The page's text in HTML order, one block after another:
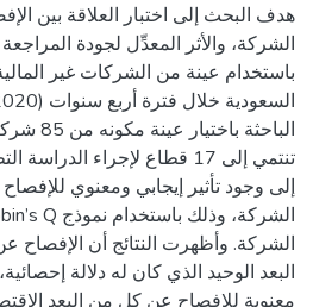
هدف البحث إلى اختبار العلاقة بين
الشركة، والأثر المعدِّل لجودة
باستخدام عينة من الشركات غير
تنتمي إلى 17 قطاع لإجراء
إلى وجود تأثير إيجابي ومعنوي
الشركة. وأظهرت النتائج أن الإفصاح
البعد الوحيد الذي كان له دلالة
معنوية للإفصاح عن كل من البعد